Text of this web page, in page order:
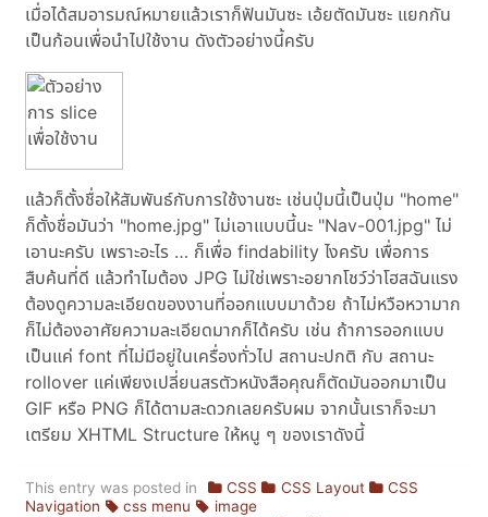
เมื่อได้สมอารมณ์หมายแล้วเราก็ฟันมันซะ เอ้ยตัดมันซะ แยกกัน
เป็นก้อนเพื่อนำไปใช้งาน ดังตัวอย่างนี้ครับ
แล้วก็ตั้งชื่อให้สัมพันธ์กับการใช้งานซะ เช่นปุ่มนี้เป็นปุ่ม "home"
ก็ตั้งชื่อมันว่า "home.jpg" ไม่เอาแบบนี้นะ "Nav-001.jpg" ไม่
เอานะครับ เพราะอะไร … ก็เพื่อ findability ไงครับ เพื่อการ
สืบค้นที่ดี แล้วทำไมต้อง JPG ไม่ใช่เพราะอยากโชว์ว่าโฮสฉันแรง
ต้องดูความละเอียดของงานที่ออกแบบมาด้วย ถ้าไม่หวือหวามาก
ก็ไม่ต้องอาศัยความละเอียดมากก็ได้ครับ เช่น ถ้าการออกแบบ
เป็นแค่ font ที่ไม่มีอยู่ในเครื่องทั่วไป สถานะปกติ กับ สถานะ
rollover แค่เพียงเปลี่ยนสรตัวหนังสือคุณก็ตัดมันออกมาเป็น
GIF หรือ PNG ก็ได้ตามสะดวกเลยครับผม จากนั้นเราก็จะมา
เตรียม XHTML Structure ให้หนู ๆ ของเราดังนี้
This entry was posted in CSS CSS Layout
CSS
Navigation
css menu
image